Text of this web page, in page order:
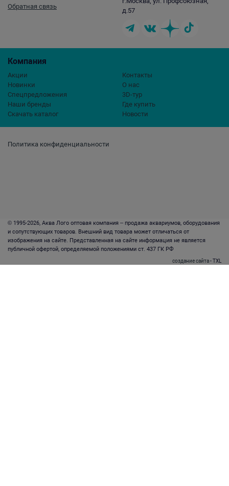
Политика конфиденциальности
Компания
Акции
Новинки
Спецпредложения
Наши бренды
Скачать каталог
Контакты
О нас
3D-тур
Где купить
Новости
Обратная связь
д.57
© 1995-2026, Аква Лого оптовая компания – продажа аквариумов, оборудования
и сопутствующих товаров. Внешний вид товара может отличаться от
изображения на сайте. Представленная на сайте информация не является
публичной офертой, определяемой положениями ст. 437 ГК РФ
создание сайта- TXL